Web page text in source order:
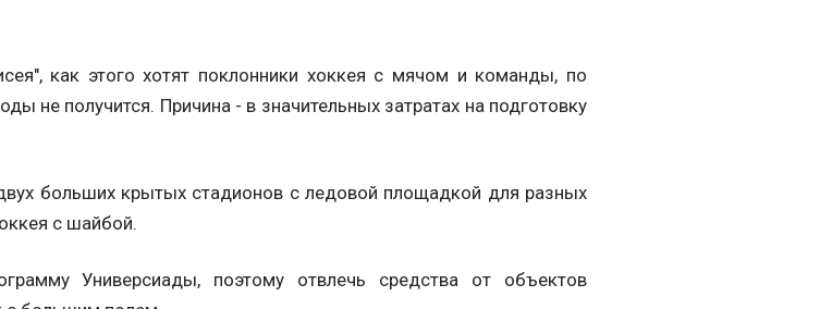
как этого хотят поклонники хоккея с мячом и команды, по
не получится. Причина - в значительных затратах на подготовку
больших крытых стадионов с ледовой площадкой для разных
с шайбой.
Универсиады, поэтому отвлечь средства от объектов